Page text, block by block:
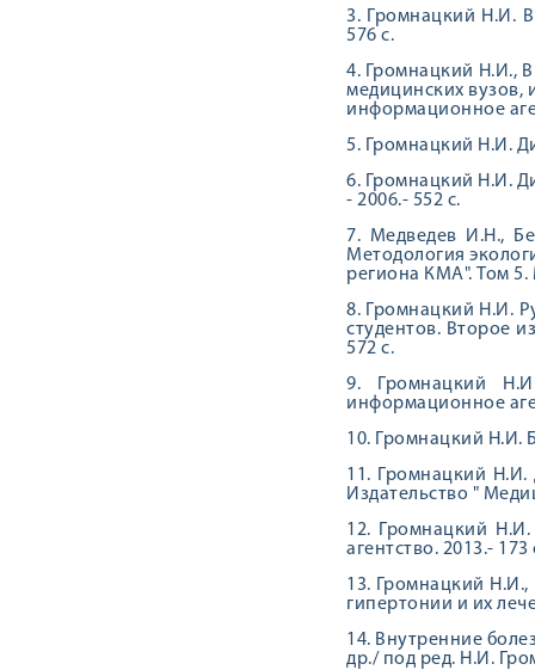
3. Громнацкий Н.И.
576 с.
4. Громнацкий Н.И.,
медицинских вузов,
информационное
5. Громнацкий Н.И.
6. Громнацкий Н.И.
- 2006.- 552 с.
7. Медведев И.Н.,
Методология
региона КМА". Том 5.
8. Громнацкий Н.И.
студентов. Второе
572 с.
9. Громнацкий
информационное
10. Громнацкий Н.И.
11. Громнацкий Н.И.
Издательство "
12. Громнацкий
агентство. 2013.- 173
13. Громнацкий
гипертонии и их
14. Внутренние
др./ под ред. Н.И.